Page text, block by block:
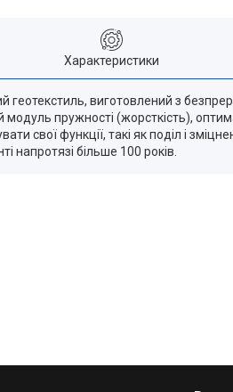
Характеристики
виготовлений з
пружності (жорсткість),
свої функції, такі як поділ і
напротязі більше 100 років.